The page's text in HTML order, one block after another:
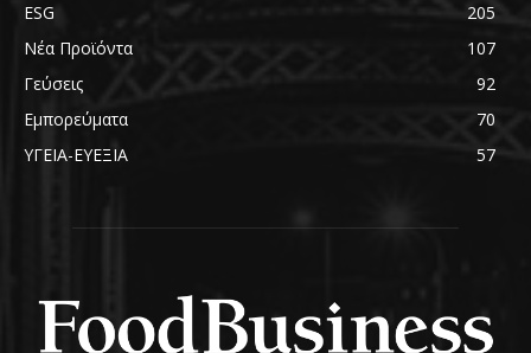
ESG
205
Νέα Προϊόντα
107
Γεύσεις
92
Εμπορεύματα
70
ΥΓΕΙΑ-ΕΥΕΞΙΑ
57